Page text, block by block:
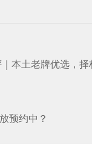
本土老牌优选，择
预约中？